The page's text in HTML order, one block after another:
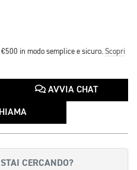
in modo semplice e sicuro. Scopri
AVVIA CHAT
CERCANDO?